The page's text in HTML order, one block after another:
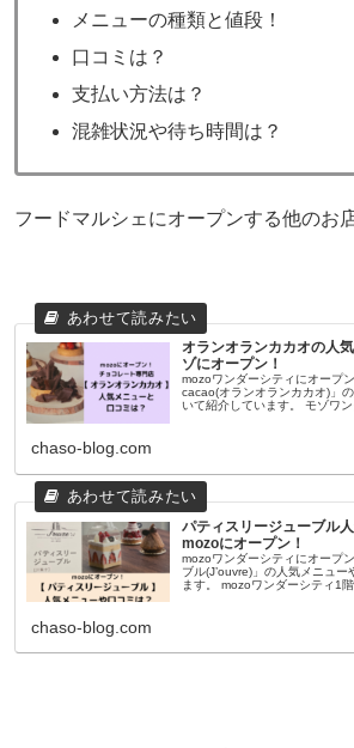
メニューの種類と値段！
口コミは？
支払い方法は？
混雑状況や待ち時間は？
フードマルシェにオープンする他のお
オランオランカカオの人
ゾにオープン！
mozoワンダーシティにオープ
cacao(オランオランカカオ)」
いて紹介しています。 モゾワンダーシティ1階に新しく
chaso-blog.com
パティスリージューブル
mozoにオープン！
mozoワンダーシティにオープ
ブル(J’ouvre)」の人気メニュ
ます。 mozoワンダーシティ1階に新しく「Food Marche(フ
chaso-blog.com